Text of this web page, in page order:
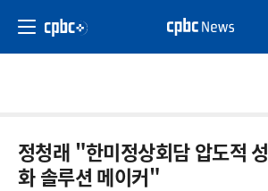
정청래 "한미정상회담 압도적
화 솔루션 메이커"